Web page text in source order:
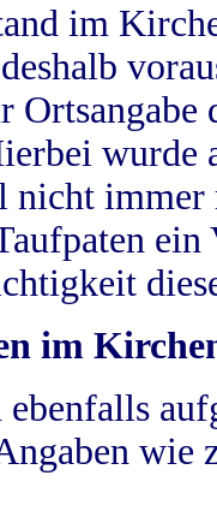
im
wurde
nicht
im
wie